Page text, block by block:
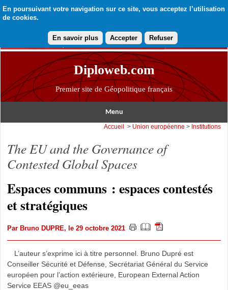
En poursuivant votre navigation sur ce site, vous acceptez l’utilisation
de cookies.
En savoir plus Accepter Refuser
Diploweb.com
Premier site de Géopolitique français
Menu
Accueil > Union européenne > Institutions
The EU and the Governance of
Contested Global Spaces
Espaces communs : espaces contestés
et stratégiques
Par Bruno DUPRE, le 29 octobre 2021
L’auteur s’exprime ici à titre personnel. Bruno Dupré est
Conseiller Sécurité et Défense, Secrétariat Général du Service
européen pour l’action extérieure, European External Action
Service EEAS @eu_eeas